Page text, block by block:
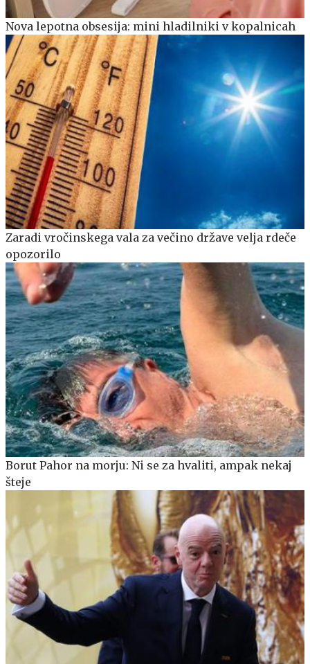
Nova lepotna obsesija: mini hladilniki v kopalnicah
Zaradi vročinskega vala za večino države velja rdeče
opozorilo
Borut Pahor na morju: Ni se za hvaliti, ampak nekaj
šteje